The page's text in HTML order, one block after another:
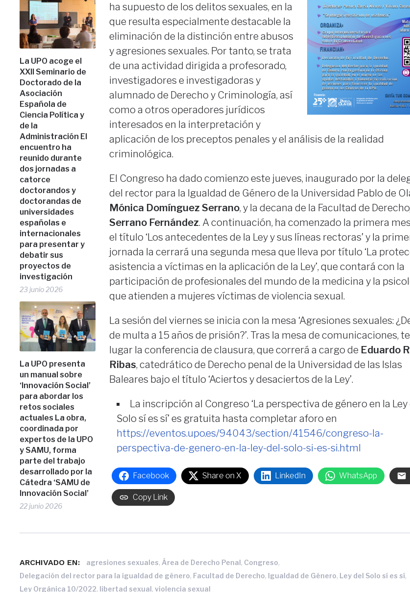
La UPO acoge el
XXII Seminario de
Doctorado de la
Asociación
Española de
Ciencia Política y
de la
Administración El
encuentro ha
reunido durante
dos jornadas a
catorce
doctorandos y
doctorandas de
universidades
españolas e
internacionales
para presentar y
debatir sus
proyectos de
investigación
23 junio 2026
La UPO presenta
un manual sobre
‘Innovación Social’
para abordar los
retos sociales
actuales La obra,
coordinada por
expertos de la UPO
y SAMU, forma
parte del trabajo
desarrollado por la
Cátedra ‘SAMU de
Innovación Social’
22 junio 2026
ha supuesto de los delitos sexuales, en la
que resulta especialmente destacable la
eliminación de la distinción entre abusos
y agresiones sexuales. Por tanto, se trata
de una actividad dirigida a profesorado,
investigadores e investigadoras y
alumnado de Derecho y Criminología, así
como a otros operadores jurídicos
interesados en la interpretación y
aplicación de los preceptos penales y el análisis de la realidad
criminológica.
El Congreso ha dado comienzo este jueves, inaugurado por la
del rector para la Igualdad de Género de la Universidad Pablo de
Mónica Domínguez Serrano, y la decana de la Facultad de Derecho,
Serrano Fernández. A continuación, ha comenzado la primera
el título ‘Los antecedentes de la Ley y sus líneas rectoras’ y la
jornada la cerrará una segunda mesa que lleva por título ‘La
asistencia a víctimas en la aplicación de la Ley’, que contará con la
participación de profesionales del mundo de la medicina y la
que atienden a mujeres víctimas de violencia sexual.
La sesión del viernes se inicia con la mesa ‘Agresiones sexuales:
de multa a 15 años de prisión?’. Tras la mesa de comunicaciones,
lugar la conferencia de clausura, que correrá a cargo de Eduardo
Ribas, catedrático de Derecho penal de la Universidad de las Islas
Baleares bajo el título ‘Aciertos y desaciertos de la Ley’.
La inscripción al Congreso ‘La perspectiva de género en la Ley
Solo sí es sí’ es gratuita hasta completar aforo en
https://eventos.upo.es/94043/section/41546/congreso-la-
perspectiva-de-genero-en-la-ley-del-solo-si-es-si.html
Facebook Share on X LinkedIn WhatsApp
Copy Link
ARCHIVADO EN: agresiones sexuales, Área de Derecho Penal, Congreso,
Delegación del rector para la igualdad de género, Facultad de Derecho, Igualdad de Género, Ley del Solo sí es sí,
Ley Orgánica 10/2022, libertad sexual,violencia sexual